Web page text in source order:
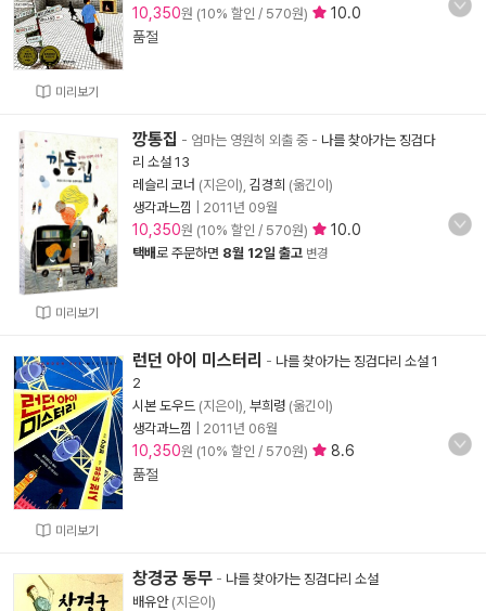
미리보기
10,350원 (10% 할인 / 570원)
10.0
품절
미리보기
깡통집 - 엄마는 영원히 외출 중 - 나를 찾아가는 징검다
리 소설 13
레슬리 코너 (지은이), 김경희 (옮긴이)
생각과느낌
2011년 09월
10,350원 (10% 할인 / 570원) 10.0
택배로 주문하면 8월 12일 출고 변경
미리보기
런던 아이 미스터리 - 나를 찾아가는 징검다리 소설 1
2
시본 도우드 (지은이), 부희령 (옮긴이)
생각과느낌
2011년 06월
10,350원 (10% 할인 / 570원)
8.6
품절
창경궁 동무 - 나를 찾아가는 징검다리 소설
배유안(지은이)